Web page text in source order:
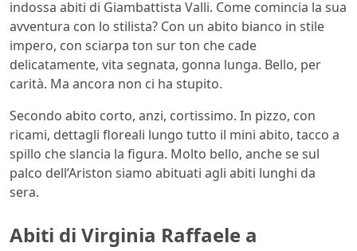
indossa abiti di Giambattista Valli. Come comincia la sua
avventura con lo stilista? Con un abito bianco in stile
impero, con sciarpa ton sur ton che cade
delicatamente, vita segnata, gonna lunga. Bello, per
carità. Ma ancora non ci ha stupito.
Secondo abito corto, anzi, cortissimo. In pizzo, con
ricami, dettagli floreali lungo tutto il mini abito, tacco a
spillo che slancia la figura. Molto bello, anche se sul
palco dell’Ariston siamo abituati agli abiti lunghi da
sera.
Abiti di Virginia Raffaele a